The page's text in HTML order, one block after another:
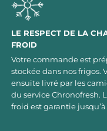
LE RESPECT DE LA
FROID
Votre commande est
stockée dans nos frigos.
ensuite livré par les
du service Chronofresh.
froid est garantie